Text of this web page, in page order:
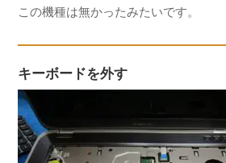
この機種は無かったみたいです。
キーボードを外す